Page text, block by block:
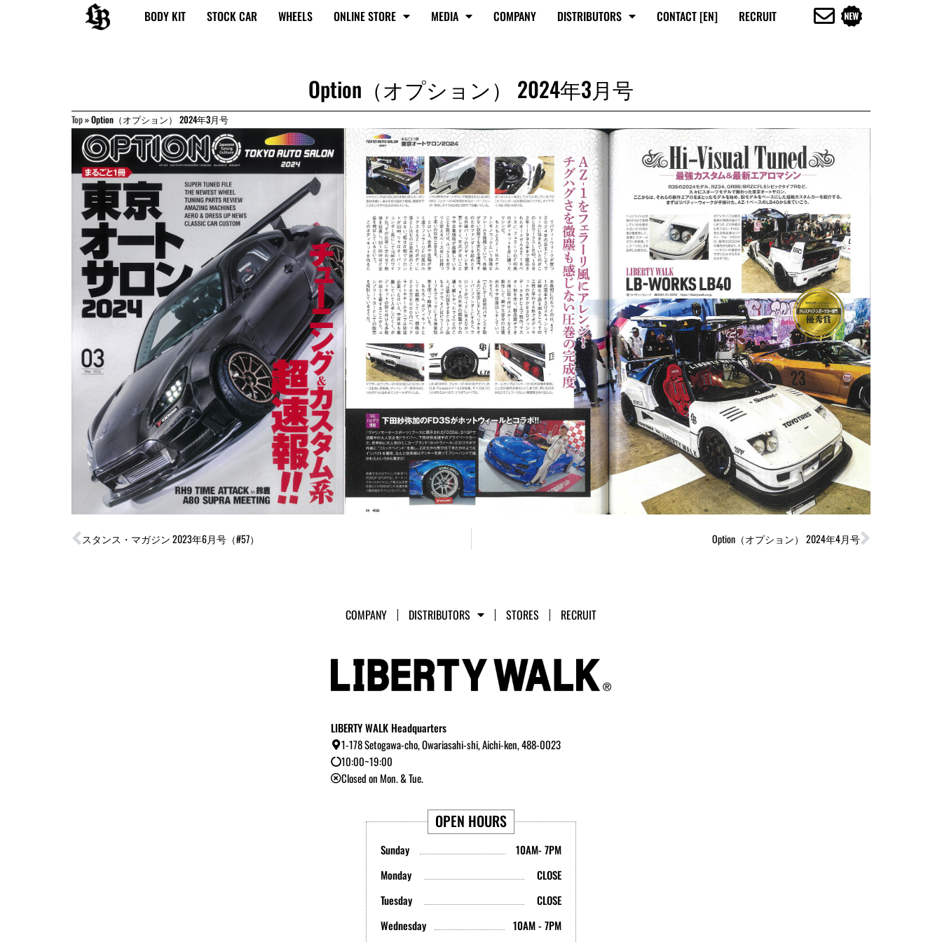
BODY KIT STOCK CAR WHEELS ONLINE STORE MEDIA COMPANY DISTRIBUTORS CONTACT [EN] RECRUIT
Option（オプション） 2024年3月号
Top»Option（オプション） 2024年3月号
Prev
スタンス・マガジン 2023年6月号（#57） Option（オプション） 2024年4月号Next
COMPANY DISTRIBUTORS STORES RECRUIT
LIBERTY WALK Headquarters
1-178 Setogawa-cho, Owariasahi-shi, Aichi-ken, 488-0023
10:00~19:00
Closed on Mon. & Tue.
OPEN HOURS
Sunday
10AM- 7PM
Monday
CLOSE
Tuesday
CLOSE
Wednesday
10AM - 7PM